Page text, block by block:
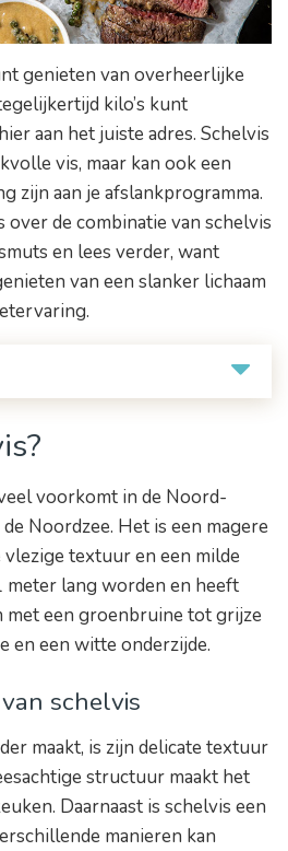
genieten van overheerlijke
kilo’s kunt
aan het juiste adres. Schelvis
vis, maar kan ook een
zijn aan je afslankprogramma.
de combinatie van schelvis
en lees verder, want
van een slanker lichaam
voorkomt in de Noord-
Noordzee. Het is een magere
textuur en een milde
meter lang worden en heeft
een groenbruine tot grijze
en een witte onderzijde.
schelvis
maakt, is zijn delicate textuur
structuur maakt het
Daarnaast is schelvis een
manieren kan